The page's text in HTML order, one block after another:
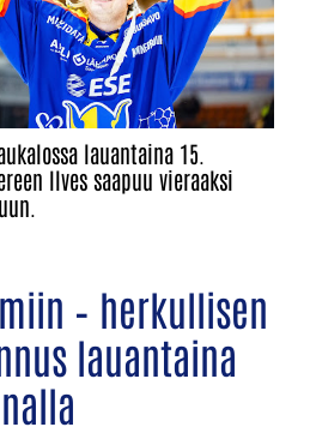
lauantaina 15.
Ilves saapuu vieraaksi
– herkullisen
lauantaina